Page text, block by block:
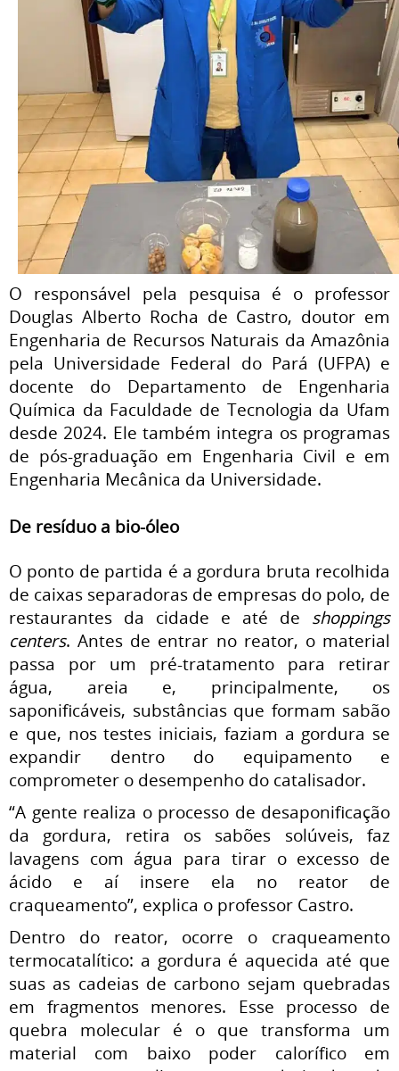
O responsável pela pesquisa é o professor
Douglas Alberto Rocha de Castro, doutor em
Engenharia de Recursos Naturais da Amazônia
pela Universidade Federal do Pará (UFPA) e
docente do Departamento de Engenharia
Química da Faculdade de Tecnologia da Ufam
desde 2024. Ele também integra os programas
de pós-graduação em Engenharia Civil e em
Engenharia Mecânica da Universidade.
De resíduo a bio-óleo
O ponto de partida é a gordura bruta recolhida
de caixas separadoras de empresas do polo, de
restaurantes da cidade e até de shoppings
centers. Antes de entrar no reator, o material
passa por um pré-tratamento para retirar
água, areia e, principalmente, os
saponificáveis, substâncias que formam sabão
e que, nos testes iniciais, faziam a gordura se
expandir dentro do equipamento e
comprometer o desempenho do catalisador.
“A gente realiza o processo de desaponificação
da gordura, retira os sabões solúveis, faz
lavagens com água para tirar o excesso de
ácido e aí insere ela no reator de
craqueamento”, explica o professor Castro.
Dentro do reator, ocorre o craqueamento
termocatalítico: a gordura é aquecida até que
suas as cadeias de carbono sejam quebradas
em fragmentos menores. Esse processo de
quebra molecular é o que transforma um
material com baixo poder calorífico em